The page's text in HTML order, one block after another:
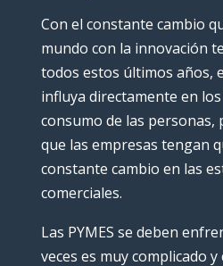
Con el constante cambio
mundo con la innovación
todos estos últimos años,
influya directamente en
consumo de las personas,
que las empresas tengan
constante cambio en las
comerciales.
Las PYMES se deben
veces es muy complicado